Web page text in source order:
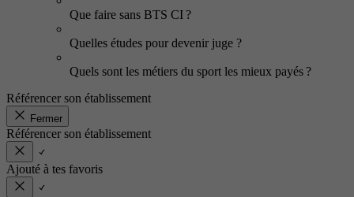
Que faire sans BTS CI ?
Quelles études pour devenir juge ?
Quels sont les métiers du sport les mieux payés ?
Référencer son établissement
Fermer
Référencer son établissement
Ajouté à tes favoris